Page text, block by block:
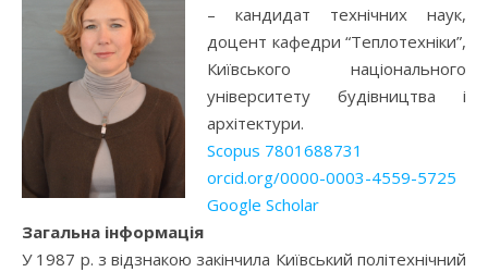
– кандидат технічних наук,
доцент кафедри “Теплотехніки”,
Київського національного
університету будівництва і
архітектури.
Scopus 7801688731
orcid.org/0000-0003-4559-5725
Google Scholar
Загальна інформація
У 1987 р. з відзнакою закінчила Київський політехнічний